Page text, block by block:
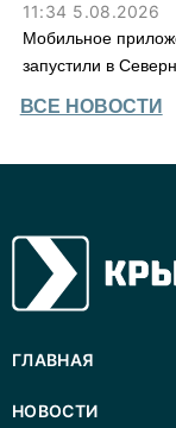
11:34 5.08.2026
Мобильное
запустили в
ВСЕ НОВОСТИ
ГЛАВНАЯ
НОВОСТИ